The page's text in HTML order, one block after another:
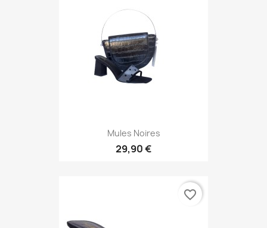
Mules Noires
29,90 €
favorite_border